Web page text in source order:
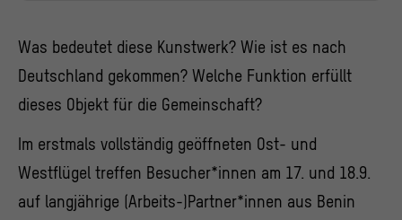
Was bedeutet diese Kunstwerk? Wie ist es nach
Deutschland gekommen? Welche Funktion erfüllt
dieses Objekt für die Gemeinschaft?
Im erstmals vollständig geöffneten Ost- und
Westflügel treffen Besucher*innen am 17. und 18.9.
auf langjährige (Arbeits-)Partner*innen aus Benin